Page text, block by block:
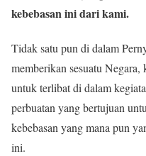
kebebasan ini dari kami.
Tidak satu pun di dalam
memberikan sesuatu
untuk terlibat di dalam
perbuatan yang bertujuan
kebebasan yang mana pun
ini.